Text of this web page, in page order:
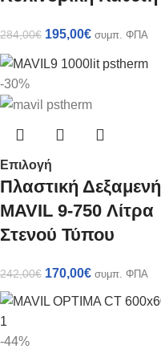
284,00€ 195,00€ συμπ. ΦΠΑ
-30%
Επιλογή
Πλαστική Δεξαμενή
MAVIL 9-750 Λίτρα
Στενού Τύπου
242,00€ 170,00€ συμπ. ΦΠΑ
-44%